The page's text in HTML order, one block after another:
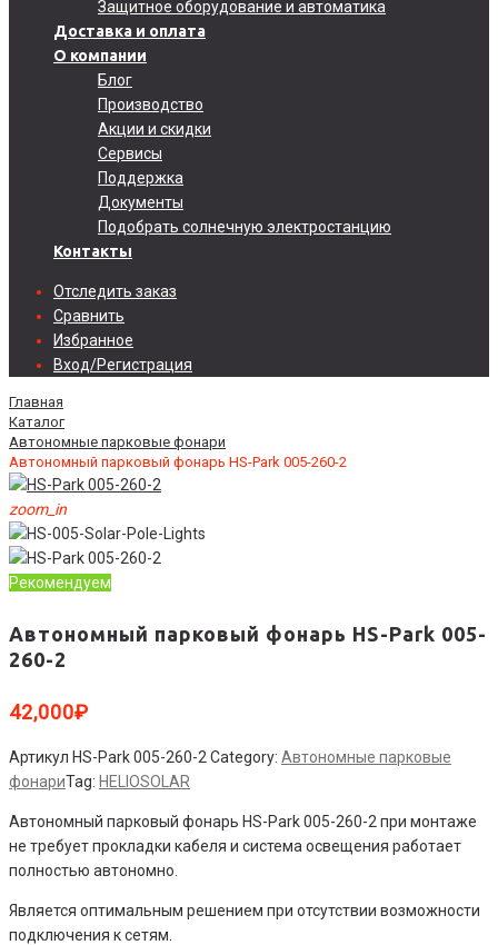
Защитное оборудование и автоматика
Доставка и оплата
О компании
Блог
Производство
Акции и скидки
Сервисы
Поддержка
Документы
Подобрать солнечную электростанцию
Контакты
Отследить заказ
Сравнить
Избранное
Вход/Регистрация
Главная
Каталог
Автономные парковые фонари
Автономный парковый фонарь HS-Park 005-260-2
zoom_in
Рекомендуем
Автономный парковый фонарь HS-Park 005-
260-2
42,000₽
Артикул HS-Park 005-260-2 Category: Автономные парковые
фонариTag: HELIOSOLAR
Автономный парковый фонарь HS-Park 005-260-2 при монтаже
не требует прокладки кабеля и система освещения работает
полностью автономно.
Является оптимальным решением при отсутствии возможности
подключения к сетям.